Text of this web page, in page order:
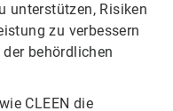
unterstützen, Risiken
zu verbessern
behördlichen
CLEEN die